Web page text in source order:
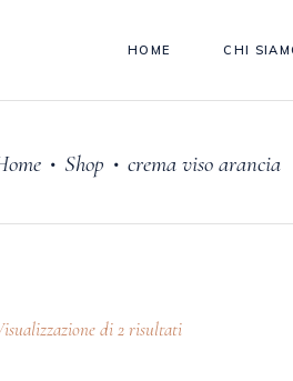
HOME CHI
• Shop • crema viso arancia
di 2 risultati